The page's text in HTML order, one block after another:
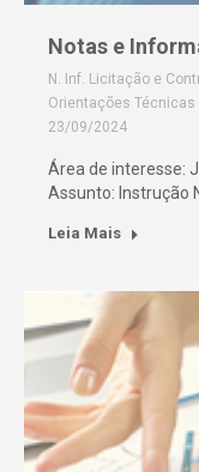
Notas e
N. Inf. Licitação e
Orientações Técnicas
23/09/2024
Área de interesse:
Assunto: Instrução
Leia Mais